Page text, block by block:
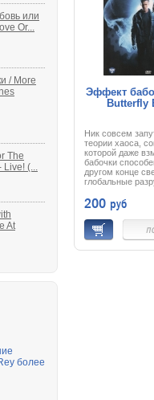
Эффект
Butterfly
Ник совсем
теории хаоса,
которой даже
бабочки
другом конце
глобальные
которой погибли
друзья и
просматривая
фотографии,
в себе
возвращаться
200 руб
или
Or...
/ More
The
Live! (...
At
более